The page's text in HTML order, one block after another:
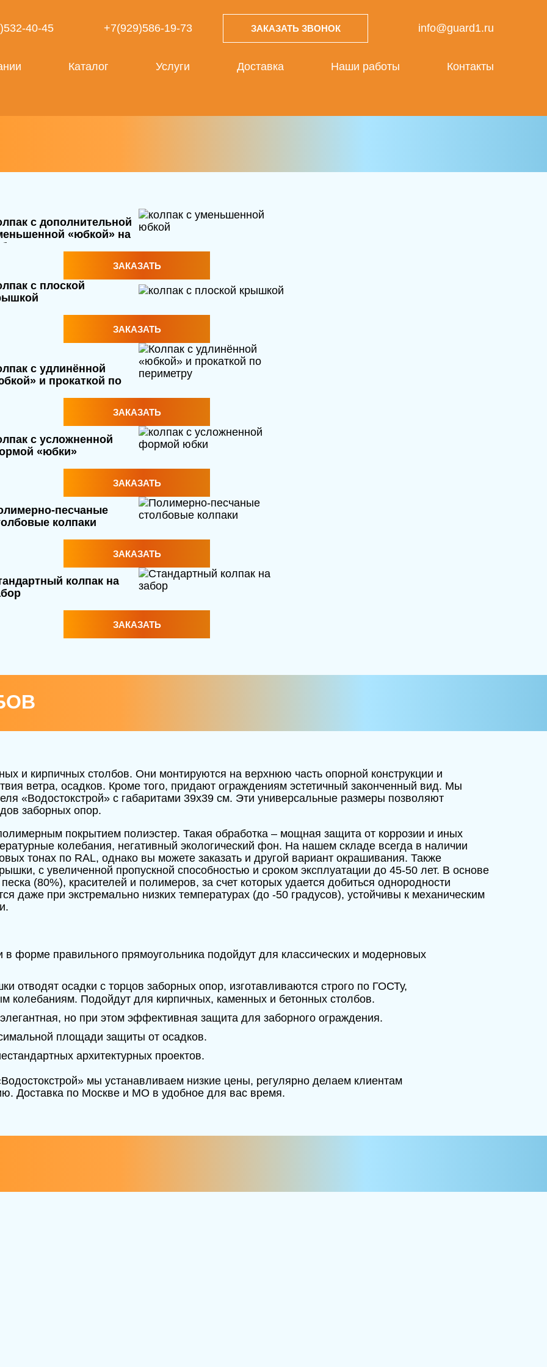
40-45 +7(929)586-19-73 ЗАКАЗАТЬ ЗВОНОК info@guard1.ru
Каталог Услуги Доставка Наши работы Контакты
с дополнительной
«юбкой» на
ЗАКАЗАТЬ
с плоской
ЗАКАЗАТЬ
с удлинённой
и прокаткой по
ЗАКАЗАТЬ
с усложненной
«юбки»
ЗАКАЗАТЬ
песчаные
колпаки
ЗАКАЗАТЬ
колпак на
ЗАКАЗАТЬ
и кирпичных столбов. Они монтируются на верхнюю часть опорной конструкции и
ветра, осадков. Кроме того, придают ограждениям эстетичный законченный вид. Мы
«Водостокстрой» с габаритами 39х39 см. Эти универсальные размеры позволяют
заборных опор.
покрытием полиэстер. Такая обработка – мощная защита от коррозии и иных
колебания, негативный экологический фон. На нашем складе всегда в наличии
тонах по RAL, однако вы можете заказать и другой вариант окрашивания. Также
с увеличенной пропускной способностью и сроком эксплуатации до 45-50 лет. В основе
(80%), красителей и полимеров, за счет которых удается добиться однородности
даже при экстремально низких температурах (до -50 градусов), устойчивы к механическим
форме правильного прямоугольника подойдут для классических и модерновых
отводят осадки с торцов заборных опор, изготавливаются строго по ГОСТу,
колебаниям. Подойдут для кирпичных, каменных и бетонных столбов.
но при этом эффективная защита для заборного ограждения.
площади защиты от осадков.
архитектурных проектов.
мы устанавливаем низкие цены, регулярно делаем клиентам
Доставка по Москве и МО в удобное для вас время.